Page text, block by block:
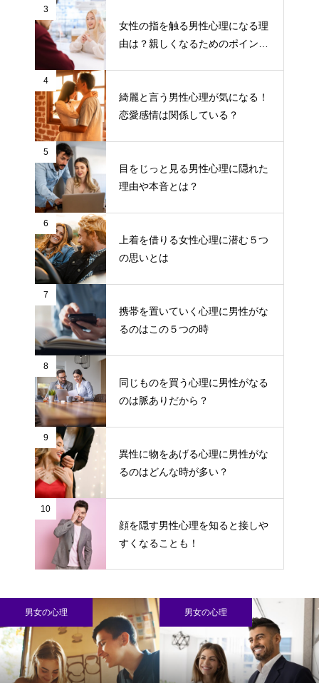
3
女性の指を触る男性心理になる理
由は？親しくなるためのポイント
4
綺麗と言う男性心理が気になる！
恋愛感情は関係している？
5
目をじっと見る男性心理に隠れた
理由や本音とは？
6
上着を借りる女性心理に潜む５つ
の思いとは
7
携帯を置いていく心理に男性がな
るのはこの５つの時
8
同じものを買う心理に男性がなる
のは脈ありだから？
9
異性に物をあげる心理に男性がな
るのはどんな時が多い？
10
顔を隠す男性心理を知ると接しや
すくなることも！
男女の心理 男女の心理